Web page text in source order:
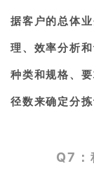
据客户的总体
理、效率分析
种类和规格、
径数来确定分
Q7：